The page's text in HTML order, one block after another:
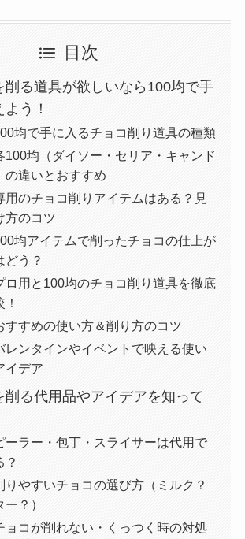
目次
削る道具が欲しいなら100均で手
う！
均で手に入るチョコ削り道具の種類
均（ダイソー・セリア・キャンド
の違いとおすすめ
のチョコ削りアイテムはある？見
方のコツ
均アイテムで削ったチョコの仕上が
どう？
用と100均のチョコ削り道具を徹底
！
すめの使い方＆削り方のコツ
ンタインやイベントで映える使い
イデア
削る代用品やアイデアを知って
ラー・包丁・スライサーは代用で
？
やすいチョコの選び方（ミルク？
ー？）
コが削れない・くっつく時の対処